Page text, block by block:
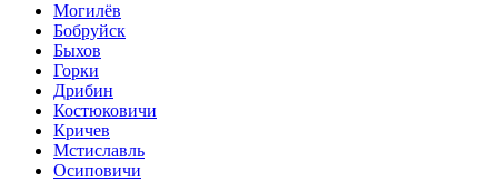
Могилёв
Бобруйск
Быхов
Горки
Дрибин
Костюковичи
Кричев
Мстиславль
Осиповичи